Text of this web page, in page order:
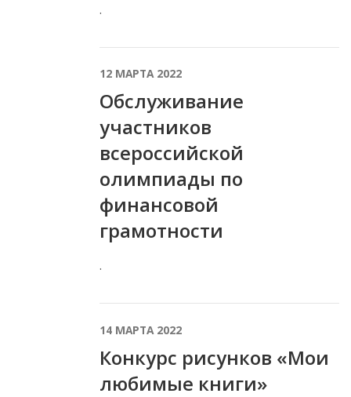
.
12 МАРТА 2022
Обслуживание
участников
всероссийской
олимпиады по
финансовой
грамотности
.
14 МАРТА 2022
Конкурс рисунков «Мои
любимые книги»